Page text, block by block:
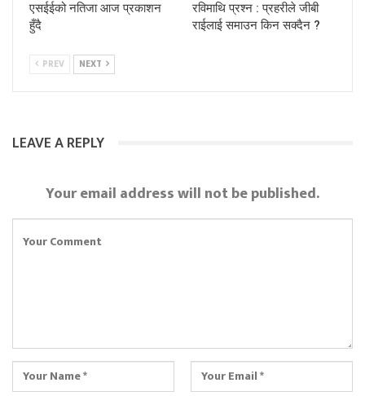
एसईईको नतिजा आज प्रकाशन
हुँदै
रविमाथि प्रश्न : प्रहरीले जीबी
राईलाई समाउन किन सक्दैन ?
PREV NEXT
LEAVE A REPLY
Your email address will not be published.